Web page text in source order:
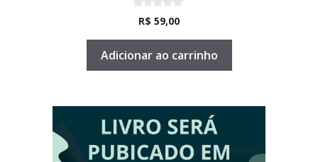
R$ 59,00
Adicionar ao carrinho